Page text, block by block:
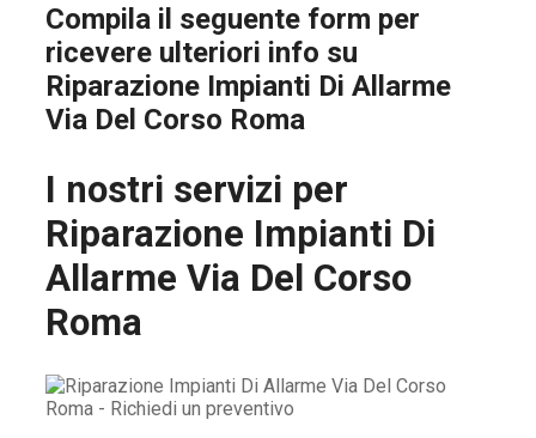
Compila il seguente form per
ricevere ulteriori info su
Riparazione Impianti Di Allarme
Via Del Corso Roma
I nostri servizi per
Riparazione Impianti Di
Allarme Via Del Corso
Roma